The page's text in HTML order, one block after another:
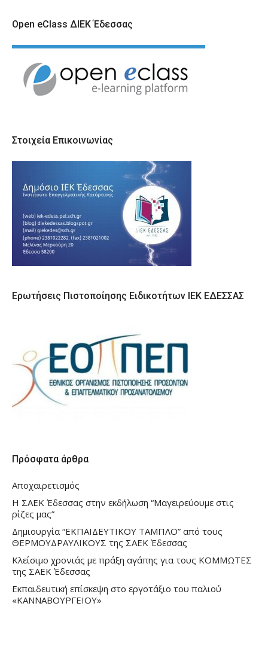
Open eClass ΔΙΕΚ Έδεσσας
Στοιχεία Επικοινωνίας
Ερωτήσεις Πιστοποίησης Ειδικοτήτων ΙΕΚ ΕΔΕΣΣΑΣ
Πρόσφατα άρθρα
Αποχαιρετισμός
Η ΣΑΕΚ Έδεσσας στην εκδήλωση “Μαγειρεύουμε στις
ρίζες μας”
Δημιουργία “ΕΚΠΑΙΔΕΥΤΙΚΟΥ ΤΑΜΠΛΟ” από τους
ΘΕΡΜΟΥΔΡΑΥΛΙΚΟΥΣ της ΣΑΕΚ Έδεσσας
Κλείσιμο χρονιάς με πράξη αγάπης για τους ΚΟΜΜΩΤΕΣ
της ΣΑΕΚ Έδεσσας
Εκπαιδευτική επίσκεψη στο εργοτάξιο του παλιού
«ΚΑΝΝΑΒΟΥΡΓΕΙΟΥ»